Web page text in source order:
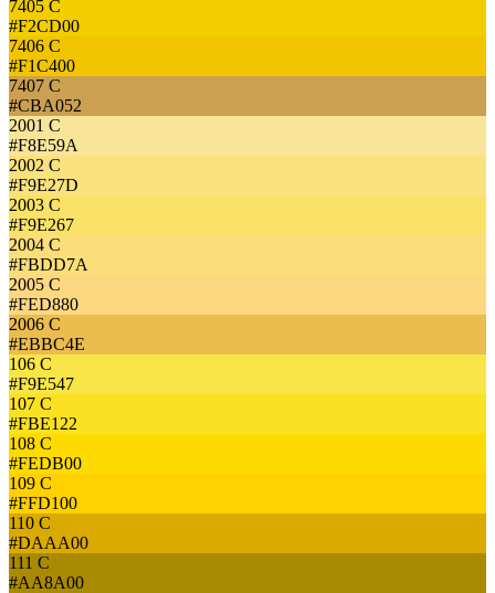
7405 C
#F2CD00
7406 C
#F1C400
7407 C
#CBA052
2001 C
#F8E59A
2002 C
#F9E27D
2003 C
#F9E267
2004 C
#FBDD7A
2005 C
#FED880
2006 C
#EBBC4E
106 C
#F9E547
107 C
#FBE122
108 C
#FEDB00
109 C
#FFD100
110 C
#DAAA00
111 C
#AA8A00